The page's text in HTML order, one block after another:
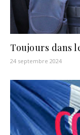
Toujours dans
24 septembre 2024